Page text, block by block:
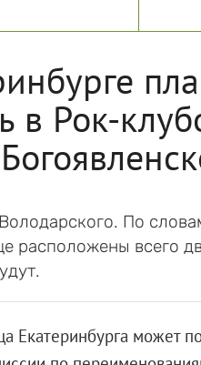
в Рок-
По
расположены всего
Екатеринбурга может